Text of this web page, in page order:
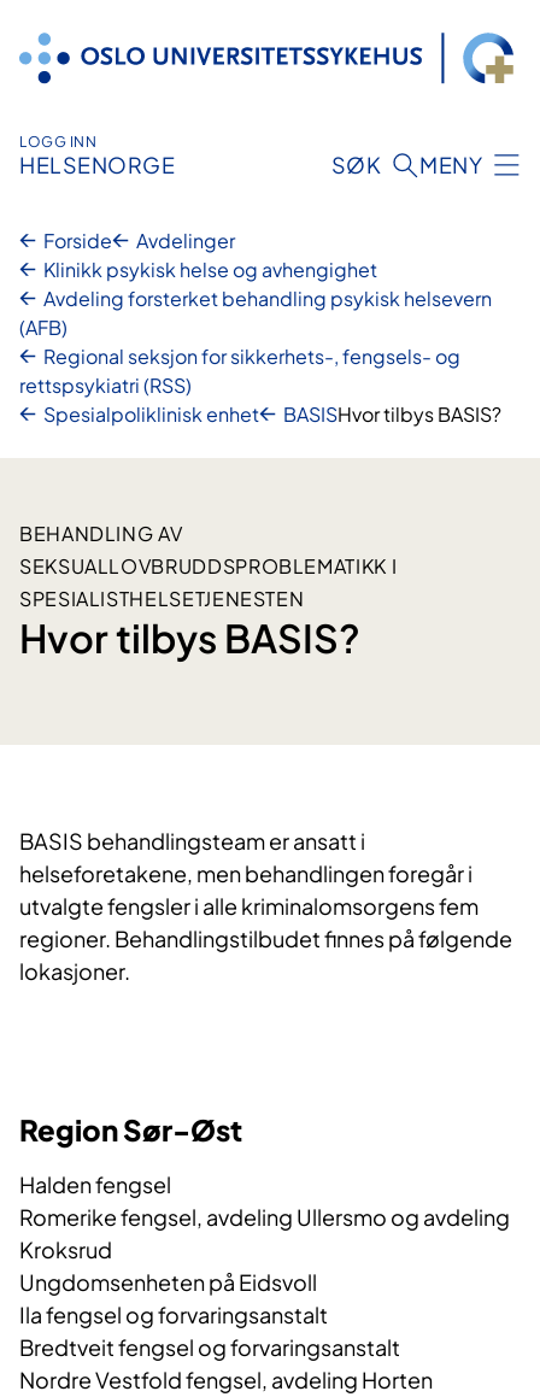
innhold
LOGG INN
HELSENORGE SØK MENY
Forside
Avdelinger
Klinikk psykisk helse og avhengighet
Avdeling forsterket behandling psykisk helsevern
(AFB)
Regional seksjon for sikkerhets-, fengsels- og
rettspsykiatri (RSS)
Spesialpoliklinisk enhet
BASISHvor tilbys BASIS?
BEHANDLING AV
SEKSUALLOVBRUDDSPROBLEMATIKK I
SPESIALISTHELSETJENESTEN
Hvor tilbys BASIS?
BASIS behandlingsteam er ansatt i
helseforetakene, men behandlingen foregår i
utvalgte fengsler i alle kriminalomsorgens fem
regioner. Behandlingstilbudet finnes på følgende
lokasjoner.
Region Sør-Øst
Halden fengsel
Romerike fengsel, avdeling Ullersmo og avdeling
Kroksrud
Ungdomsenheten på Eidsvoll
Ila fengsel og forvaringsanstalt
Bredtveit fengsel og forvaringsanstalt
Nordre Vestfold fengsel, avdeling Horten